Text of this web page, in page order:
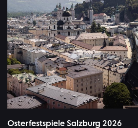
Osterfestspiele Salzburg 2026